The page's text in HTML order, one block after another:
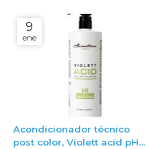
9
ene
Acondicionador técnico
post color, Violett acid pH